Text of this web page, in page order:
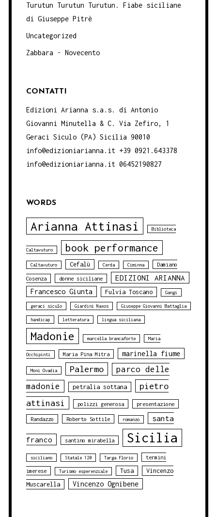
Turutun Turutun Turutun. Fiabe siciliane
di Giuseppe Pitrè
Uncategorized
Zabbara - Novecento
CONTATTI
Edizioni Arianna s.a.s. di Antonio
Giovanni Minutella & C. Via Zefiro, 1
Geraci Siculo (PA) Sicilia 90010
info@edizioniarianna.it +39 0921.643378
info@edizioniarianna.it 06452190827
WORDS
Arianna Attinasi Biblioteca
Caltavuturo book performance
Caltavuturo Cefalù Cerda Ciminna Damiano
Cosenza donne siciliane EDIZIONI ARIANNA
Francesco Giunta Fulvia Toscano Gangi
geraci siculo Giardini Naxos Giuseppe Giovanni Battaglia
handicap letteratura lingua siciliana
Madonie marcella brancaforte Maria
Occhipinti Maria Pina Mitra marinella fiume
Moni Ovadia Palermo
parco delle
madonie
petralia sottana
pietro
attinasi
polizzi generosa presentazione
Randazzo Roberto Sottile romanzo santa
franco santino mirabella Sicilia
siciliano Statale 120 Targa Florio termini
imerese Turismo esperenziale Tusa
Vincenzo
Muscarella
Vincenzo Ognibene